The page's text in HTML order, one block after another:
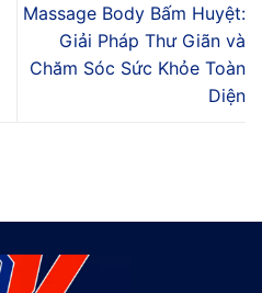
Massage Body Bấm Huyệt:
Giải Pháp Thư Giãn và
Chăm Sóc Sức Khỏe Toàn
Diện